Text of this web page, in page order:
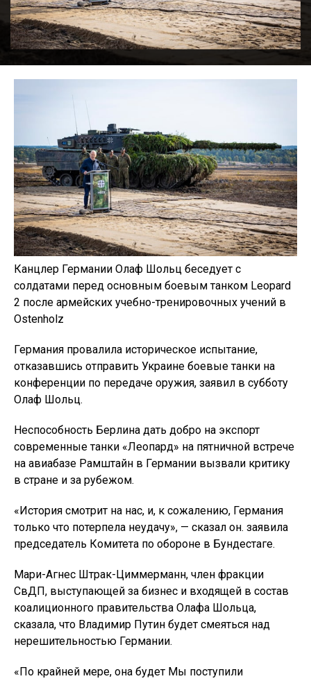
Канцлер Германии Олаф Шольц беседует с
солдатами перед основным боевым танком Leopard
2 после армейских учебно-тренировочных учений в
Ostenholz
Германия провалила историческое испытание,
отказавшись отправить Украине боевые танки на
конференции по передаче оружия, заявил в субботу
Олаф Шольц.
Неспособность Берлина дать добро на экспорт
современные танки «Леопард» на пятничной встрече
на авиабазе Рамштайн в Германии вызвали критику
в стране и за рубежом.
«История смотрит на нас, и, к сожалению, Германия
только что потерпела неудачу», — сказал он. заявила
председатель Комитета по обороне в Бундестаге.
Мари-Агнес Штрак-Циммерманн, член фракции
СвДП, выступающей за бизнес и входящей в состав
коалиционного правительства Олафа Шольца,
сказала, что Владимир Путин будет смеяться над
нерешительностью Германии.
«По крайней мере, она будет Мы поступили